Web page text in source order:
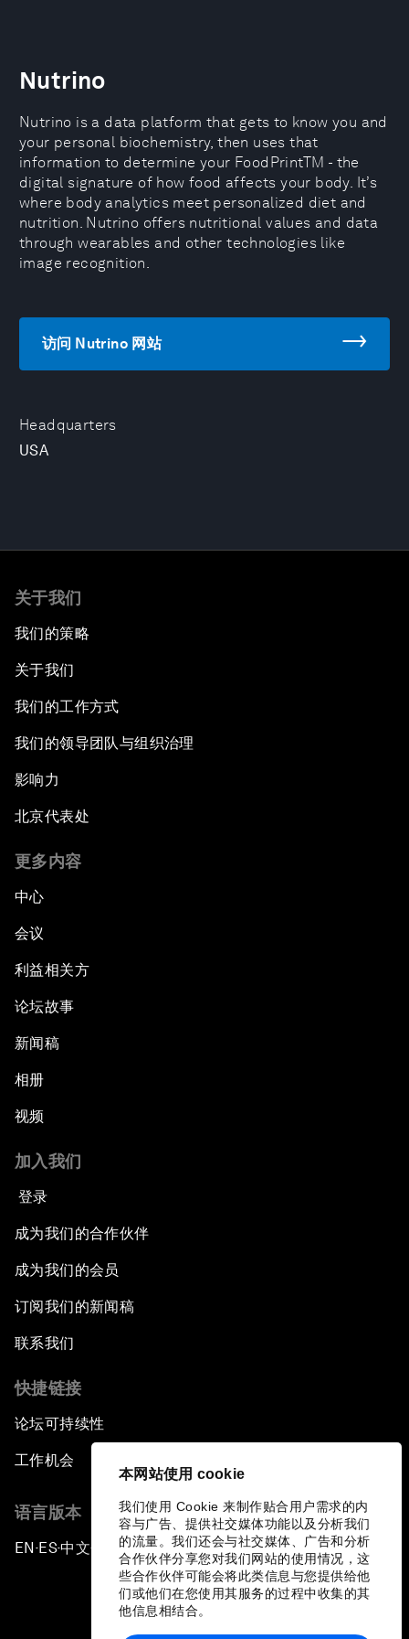
本网站使用 cookie
我们使用 Cookie 来制作贴合用户需求的内
容与广告、提供社交媒体功能以及分析我们
的流量。我们还会与社交媒体、广告和分析
合作伙伴分享您对我们网站的使用情况，这
些合作伙伴可能会将此类信息与您提供给他
们或他们在您使用其服务的过程中收集的其
他信息相结合。
Headquarters
USA
Nutrino
Nutrino is a data platform that gets to know you and
your personal biochemistry, then uses that
information to determine your FoodPrintTM - the
digital signature of how food affects your body. It’s
where body analytics meet personalized diet and
nutrition. Nutrino offers nutritional values and data
through wearables and other technologies like
image recognition.
访问 Nutrino 网站
关于我们
我们的策略
关于我们
我们的工作方式
我们的领导团队与组织治理
影响力
北京代表处
更多内容
中心
会议
利益相关方
论坛故事
新闻稿
相册
视频
加入我们
登录
成为我们的合作伙伴
成为我们的会员
订阅我们的新闻稿
联系我们
快捷链接
论坛可持续性
工作机会
语言版本
EN ▪ES▪中文▪ 日本語